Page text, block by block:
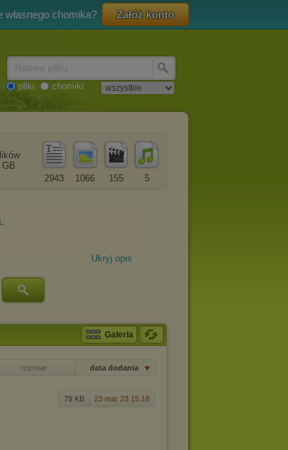
chomika? Załóż konto
pliki chomiki
5
155
1066
2943
GB
Ukryj opis
Galeria
rozmiar data dodania
79 KB 23 mar 23 15:18